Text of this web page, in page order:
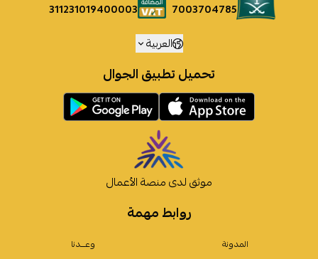
روابط مهمة
المدونة
وعـــدنا
7003704785
311231019400003
العربية
تحميل تطبيق الجوال
موثق لدى منصة الأعمال